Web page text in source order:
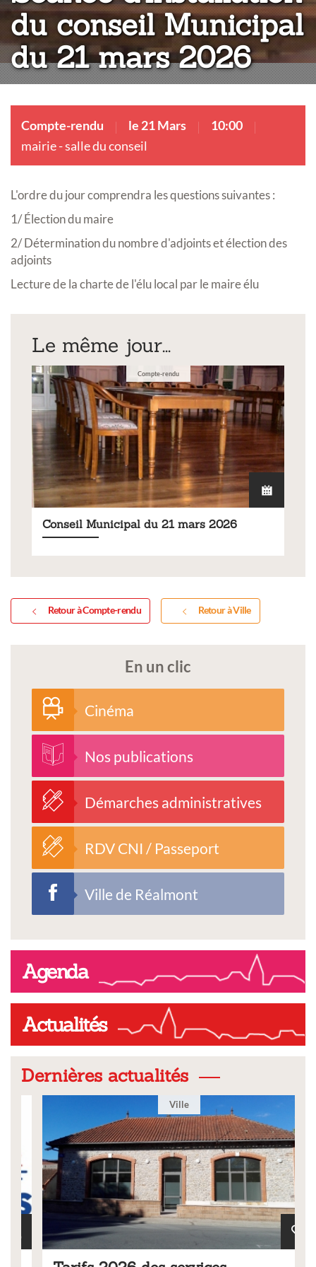
du conseil Municipal
du 21 mars 2026
Compte-rendu le 21 Mars
10:00
mairie - salle du conseil
L'ordre du jour comprendra les questions suivantes :
1/ Élection du maire
2/ Détermination du nombre d'adjoints et élection des
adjoints
Lecture de la charte de l'élu local par le maire élu
Le même jour...
Compte-rendu
Conseil Municipal du 21 mars 2026
Retour à Compte-rendu Retour à Ville
En un clic
Cinéma
Nos publications
Démarches administratives
RDV CNI / Passeport
Ville de Réalmont
Agenda
Actualités
Dernières actualités